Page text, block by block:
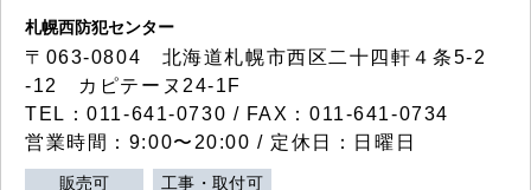
札幌西防犯センター
〒063-0804 北海道札幌市西区二十四軒４条5-2
-12 カピテーヌ24-1F
TEL：011-641-0730 / FAX：011-641-0734
営業時間：9:00〜20:00 / 定休日：日曜日
販売可 工事・取付可